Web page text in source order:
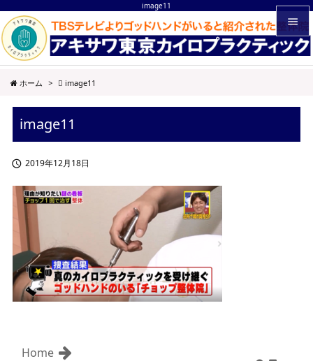
image11


メニュ
ホーム > image11
image11
 2019年12月18日
Home